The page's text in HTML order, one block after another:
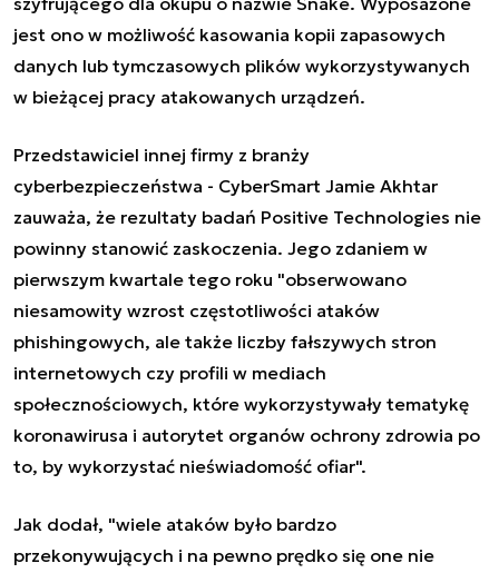
jest ono w możliwość kasowania kopii zapasowych
danych lub tymczasowych plików wykorzystywanych
w bieżącej pracy atakowanych urządzeń.
Przedstawiciel innej firmy z branży
cyberbezpieczeństwa - CyberSmart Jamie Akhtar
zauważa, że rezultaty badań Positive Technologies nie
powinny stanowić zaskoczenia. Jego zdaniem w
pierwszym kwartale tego roku "obserwowano
niesamowity wzrost częstotliwości ataków
phishingowych, ale także liczby fałszywych stron
internetowych czy profili w mediach
społecznościowych, które wykorzystywały tematykę
koronawirusa i autorytet organów ochrony zdrowia po
to, by wykorzystać nieświadomość ofiar".
Jak dodał, "wiele ataków było bardzo
przekonywujących i na pewno prędko się one nie